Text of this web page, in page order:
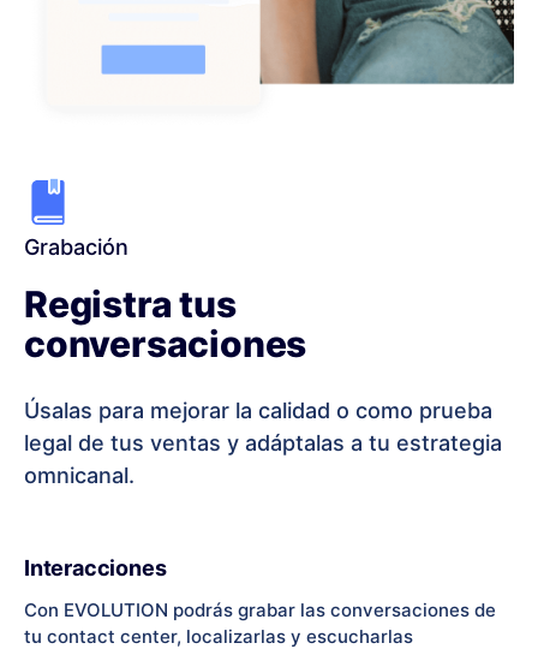
Grabación
Registra tus
conversaciones
Úsalas para mejorar la calidad o como prueba
legal de tus ventas y adáptalas a tu estrategia
omnicanal.
Interacciones
Con EVOLUTION podrás grabar las conversaciones de
tu contact center, localizarlas y escucharlas